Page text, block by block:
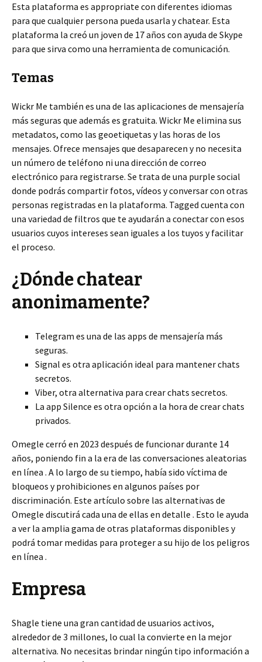
Esta plataforma es appropriate con diferentes idiomas
para que cualquier persona pueda usarla y chatear. Esta
plataforma la creó un joven de 17 años con ayuda de Skype
para que sirva como una herramienta de comunicación.
Temas
Wickr Me también es una de las aplicaciones de mensajería
más seguras que además es gratuita. Wickr Me elimina sus
metadatos, como las geoetiquetas y las horas de los
mensajes. Ofrece mensajes que desaparecen y no necesita
un número de teléfono ni una dirección de correo
electrónico para registrarse. Se trata de una purple social
donde podrás compartir fotos, vídeos y conversar con otras
personas registradas en la plataforma. Tagged cuenta con
una variedad de filtros que te ayudarán a conectar con esos
usuarios cuyos intereses sean iguales a los tuyos y facilitar
el proceso.
¿Dónde chatear
anonimamente?
Telegram es una de las apps de mensajería más
seguras.
Signal es otra aplicación ideal para mantener chats
secretos.
Viber, otra alternativa para crear chats secretos.
La app Silence es otra opción a la hora de crear chats
privados.
Omegle cerró en 2023 después de funcionar durante 14
años, poniendo fin a la era de las conversaciones aleatorias
en línea . A lo largo de su tiempo, había sido víctima de
bloqueos y prohibiciones en algunos países por
discriminación. Este artículo sobre las alternativas de
Omegle discutirá cada una de ellas en detalle . Esto le ayuda
a ver la amplia gama de otras plataformas disponibles y
podrá tomar medidas para proteger a su hijo de los peligros
en línea .
Empresa
Shagle tiene una gran cantidad de usuarios activos,
alrededor de 3 millones, lo cual la convierte en la mejor
alternativa. No necesitas brindar ningún tipo información a